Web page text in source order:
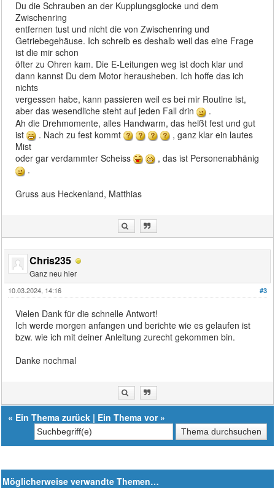
Du die Schrauben an der Kupplungsglocke und dem
Zwischenring
entfernen tust und nicht die von Zwischenring und
Getriebegehäuse. Ich schreib es deshalb weil das eine Frage
ist die mir schon
öfter zu Ohren kam. Die E-Leitungen weg ist doch klar und
dann kannst Du dem Motor herausheben. Ich hoffe das ich
nichts
vergessen habe, kann passieren weil es bei mir Routine ist,
aber das wesendliche steht auf jeden Fall drin
.
Ah die Drehmomente, alles Handwarm, das heißt fest und gut
ist
. Nach zu fest kommt
, ganz klar ein lautes
Mist
oder gar verdammter Scheiss
, das ist Personenabhänig
.
Gruss aus Heckenland, Matthias
Chris235
Ganz neu hier
#3
10.03.2024, 14:16
Vielen Dank für die schnelle Antwort!
Ich werde morgen anfangen und berichte wie es gelaufen ist
bzw. wie ich mit deiner Anleitung zurecht gekommen bin.
Danke nochmal
« Ein Thema zurück | Ein Thema vor»
Möglicherweise verwandte Themen…